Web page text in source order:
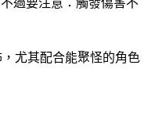
過要注意：觸發傷害不
尤其配合能聚怪的角色